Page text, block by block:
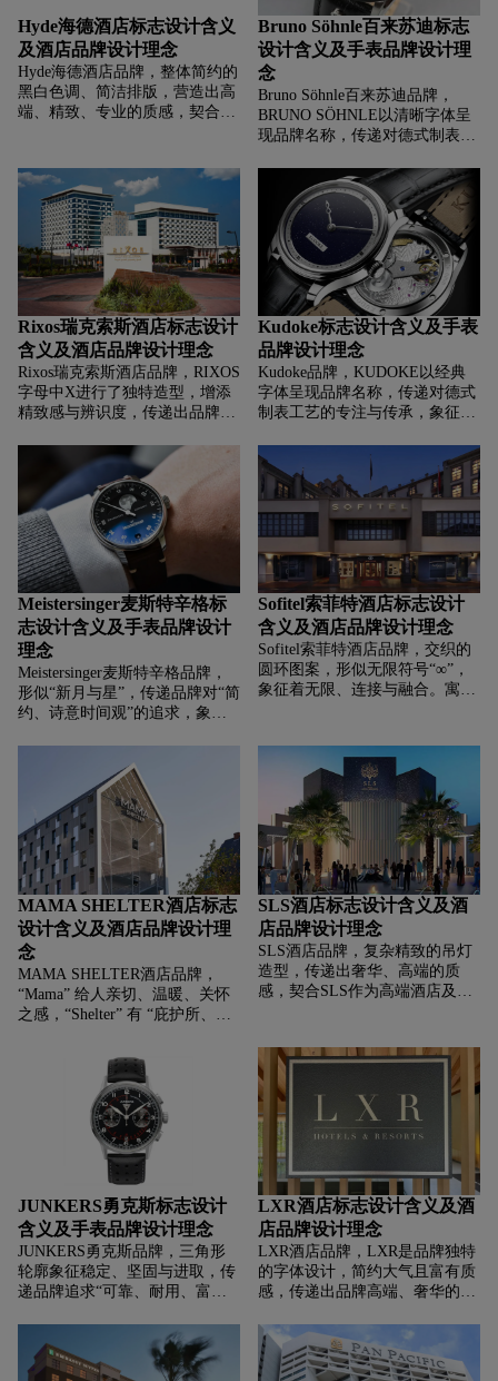
Hyde海德酒店标志设计含义
及酒店品牌设计理念
Hyde海德酒店品牌，‌‌‌整体简约的
黑白色调、简洁排版，营造出高
端、精致、专业的质感，契合高
优质、有格调住宿体验的理念。
Bruno Söhnle百来苏迪标志
设计含义及手表品牌设计理
念
Bruno Söhnle百来苏迪品牌，‌‌‌
BRUNO SÖHNLE以清晰字体呈
现品牌名称，传递对德式制表工
始人之名，延续格拉苏蒂地区的
制表精神，打造融合传统与现代
设计的腕表。简洁文字排版，传
递出严谨、可靠、传承的品牌特
质。
Rixos瑞克索斯酒店标志设计
含义及酒店品牌设计理念
Rixos瑞克索斯酒店品牌，‌‌‌RIXOS
字母中X进行了独特造型，增添
精致感与辨识度，传递出品牌高
质、格调，强化酒店的高端定
位。增加了logo的稳定感与延伸
感，仿佛是为品牌铺就的“奢华
之路”，寓意品牌在高端酒店领
域的坚实地位与持续拓展，也让
整体视觉更具层次感。
Kudoke标志设计含义及手表
品牌设计理念
Kudoke品牌，‌‌‌KUDOKE以经典
字体呈现品牌名称，传递对德式
制表工艺的专注与传承，象征品
精制、具有德式精准与设计的腕
表。简洁文字排版，传递出专
业、可靠、传承的品牌特质。
Meistersinger麦斯特辛格标
志设计含义及手表品牌设计
理念
Meistersinger麦斯特辛格品牌，‌‌‌
形似“新月与星”，传递品牌对“简
约、诗意时间观”的追求，象征
下”的品牌理念。
Sofitel索菲特酒店标志设计
含义及酒店品牌设计理念
Sofitel索菲特酒店品牌，‌‌‌交织的
圆环图案，形似无限符号“∞”，
象征着无限、连接与融合。寓意
境持续追求卓越；也代表品牌在
全球的布局与连接，传递出国际
化、多元融合的理念，体现索菲
特作为国际奢华酒店品牌，能跨
越地域为宾客提供一致高品质服
务。字母形态简约又具辨识度，
“O”字母以空心圆呈现，打破常
规字体的单调，增添灵动与设计
感，传递出品牌时尚、创新的气
质。
MAMA SHELTER酒店标志
设计含义及酒店品牌设计理
念
MAMA SHELTER酒店品牌，‌‌‌
“Mama” 给人亲切、温暖、关怀
之感，“Shelter” 有 “庇护所、栖
希望打造像妈妈给予的温馨庇护
空间，让宾客感受到亲切、舒
适、安心的住宿体验。简洁硬朗
的字体，体现现代、时尚风格，
契合 Mama Shelter 定位年轻、潮
流客群，追求个性、活力住宿氛
SLS酒店标志设计含义及酒
店品牌设计理念
SLS酒店品牌，‌‌‌复杂精致的吊灯
造型，传递出奢华、高端的质
感，契合SLS作为高端酒店及住
增添独特艺术感与趣味性，打破
常规奢华设计的单调，暗示酒店
及住宅不仅有高端硬件，还融入
艺术创意，复古精致的图形与简
洁大气的文字结合，营造出奢
华、艺术且兼具地域特色的氛
围，传递出 SLS 迪拜酒店及住
宅“以奢华艺术，筑迪拜高端生
活体验”的核心价值，塑造出独
特且高端的品牌形象。
JUNKERS勇克斯标志设计
含义及手表品牌设计理念
JUNKERS勇克斯品牌，‌‌‌三角形
轮廓象征稳定、坚固与进取，传
递品牌追求“可靠、耐用、富有
以航空heritage，打造具有工业
风、耐用性产品的定位。人形图
案形似“拥抱天空”，代表探索、
LXR酒店标志设计含义及酒
店品牌设计理念
LXR酒店品牌，‌‌‌LXR是品牌独特
的字体设计，简约大气且富有质
感，传递出品牌高端、奢华的定
体现品牌追求精致、格调的理
念。